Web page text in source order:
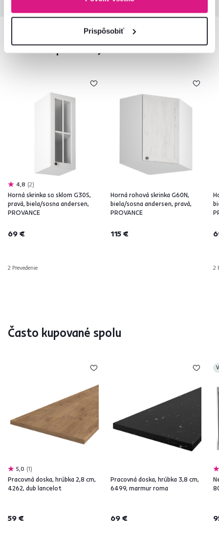
Prispôsobiť
Podobné produkty
4,8 2
Horná skrinka so sklom G30S,
pravá, biela/sosna andersen,
PROVANCE
69 €
2 Prevedenie
Horná rohová skrinka G60N,
biela/sosna andersen, pravá,
PROVANCE
115 €
2
Často kupované spolu
5,0 1
Pracovná doska, hrúbka 2,8 cm,
4262, dub lancelot
59 €
Pracovná doska, hrúbka 3,8 cm,
6499, marmur roma
69 €